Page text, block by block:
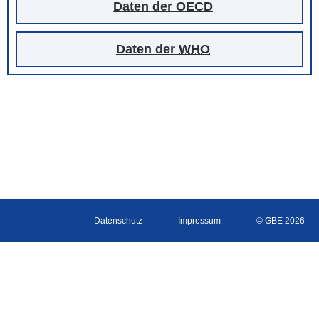
Daten der OECD
Daten der WHO
Datenschutz Impressum © GBE 2026